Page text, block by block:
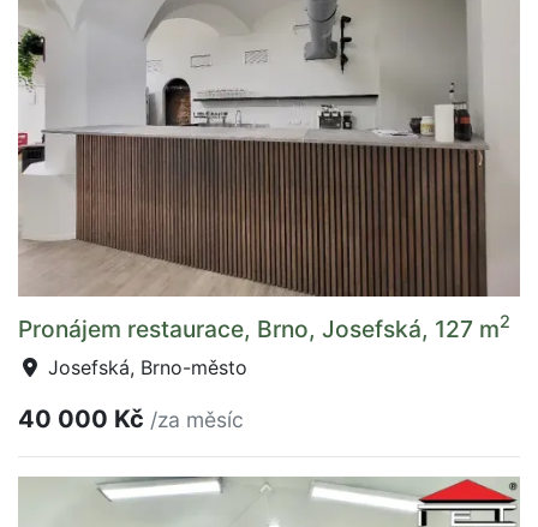
Pronájem restaurace, Brno, Josefská, 127 m2
Josefská, Brno-město
40 000 Kč /za měsíc